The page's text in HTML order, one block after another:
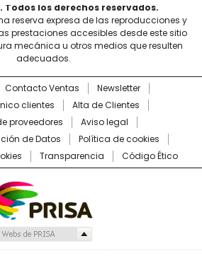
Todos los derechos reservados.
reserva expresa de las reproducciones y
prestaciones accesibles desde este sitio
mecánica u otros medios que resulten
adecuados.
Contacto Ventas
Newsletter
clientes
Alta de Clientes
proveedores
Aviso legal
de Datos
Política de cookies
Transparencia Código Ético